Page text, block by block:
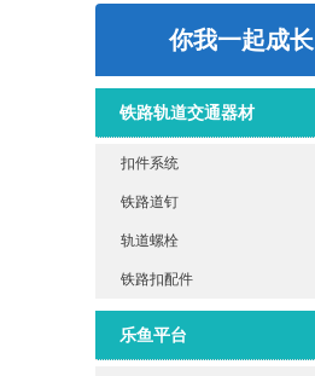
你我一起成长
铁路轨道交通器材
扣件系统
铁路道钉
轨道螺栓
铁路扣配件
乐鱼平台